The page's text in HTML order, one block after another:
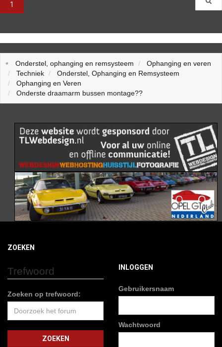
1
Onderstel, ophanging en remsysteem
Ophanging en veren
Techniek
Onderstel, Ophanging en Remsysteem
Ophanging en Veren
Onderste draamarm bussen montage??
ZOEKEN
Trefwoord
Zoeken op trefwoord:
INLOGGEN
Gebruikersnaam
Wachtwoord